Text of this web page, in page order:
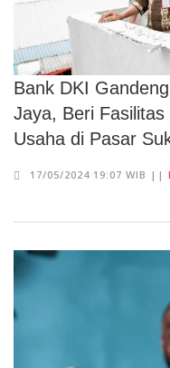
Bank DKI
Jaya, Beri
Usaha di Pasar
17/05/2024 19:07 WIB ||